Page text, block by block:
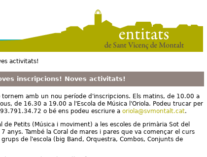
inscripcions! Noves activitats!
amb un nou període d'inscripcions. Els matins, de 10.00 a
de 16.30 a 19.00 a l'Escola de Música l'Oriola. Podeu trucar per
o bé ens podeu escriure a oriola@svmontalt.cat.
de Petits (Música i moviment) a les escoles de primària Sot del
anys. També la Coral de mares i pares que va començar el curs
de l'escola (big Band, Orquestra, Combos, Conjunts de
activitats!